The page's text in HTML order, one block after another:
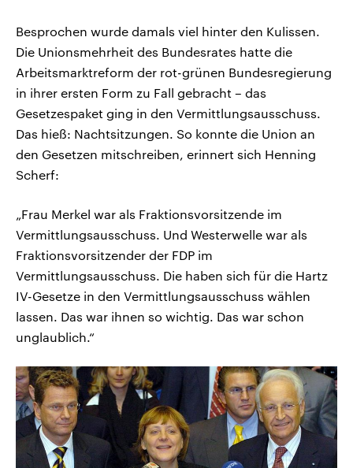
Besprochen wurde damals viel hinter den Kulissen.
Die Unionsmehrheit des Bundesrates hatte die
Arbeitsmarktreform der rot-grünen Bundesregierung
in ihrer ersten Form zu Fall gebracht – das
Gesetzespaket ging in den Vermittlungsausschuss.
Das hieß: Nachtsitzungen. So konnte die Union an
den Gesetzen mitschreiben, erinnert sich Henning
Scherf:
„Frau Merkel war als Fraktionsvorsitzende im
Vermittlungsausschuss. Und Westerwelle war als
Fraktionsvorsitzender der FDP im
Vermittlungsausschuss. Die haben sich für die Hartz
IV-Gesetze in den Vermittlungsausschuss wählen
lassen. Das war ihnen so wichtig. Das war schon
unglaublich.“